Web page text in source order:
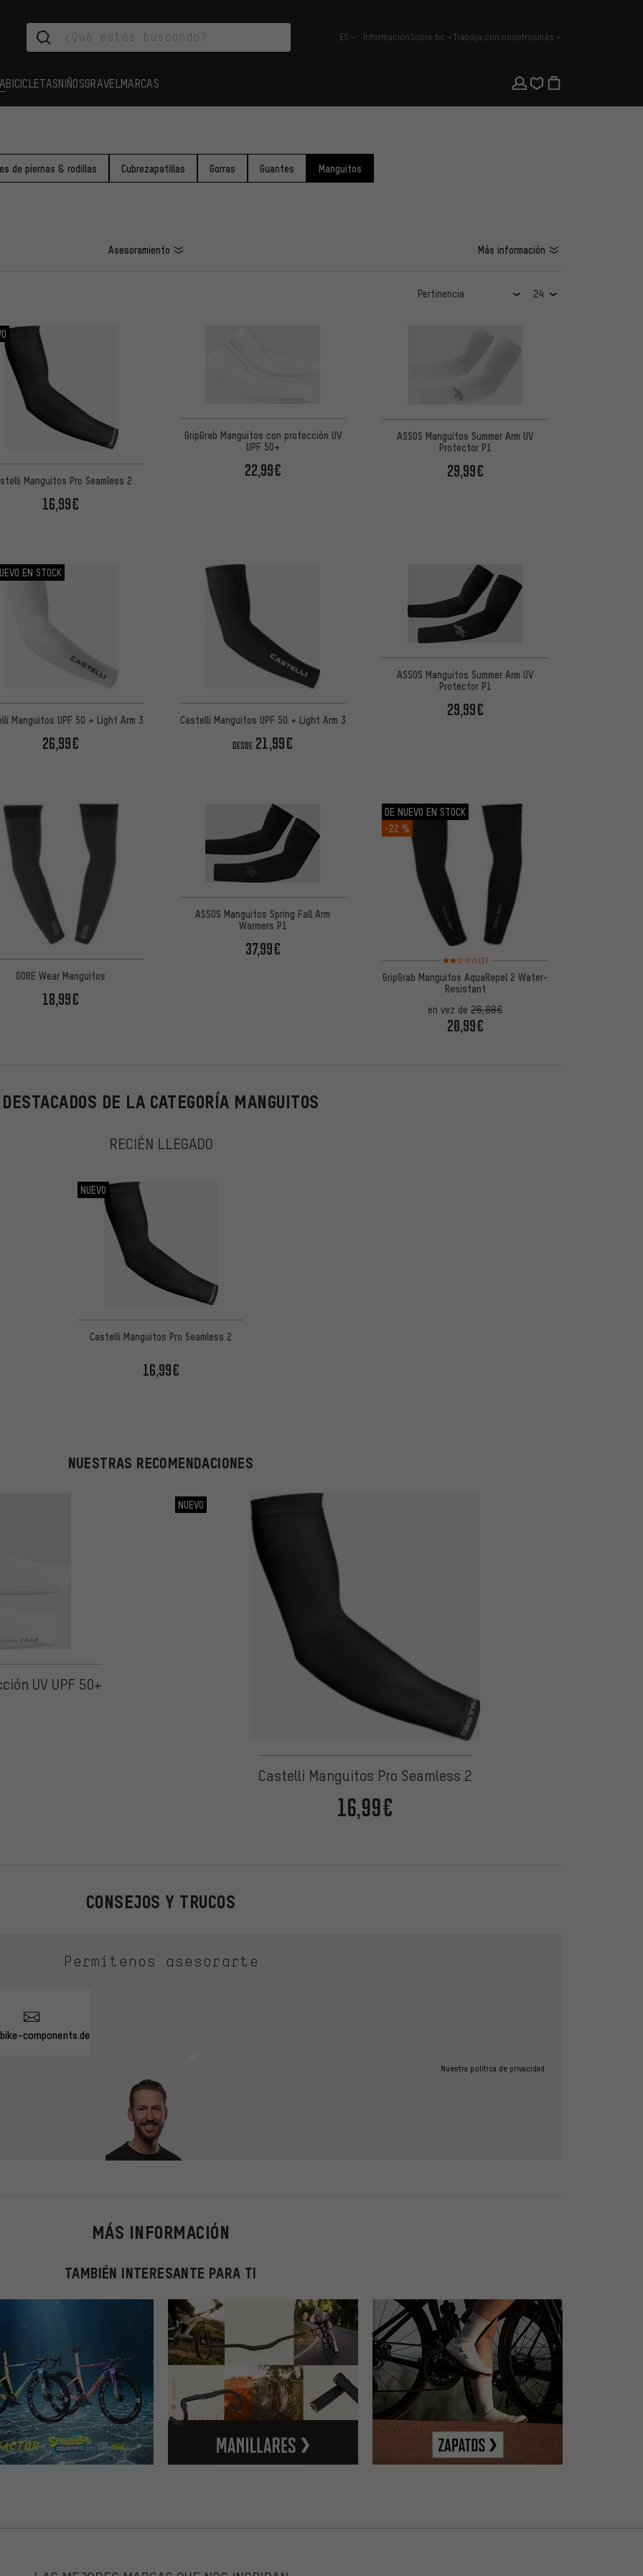
español
ES InformaciónSobre bc Trabaja con nosotrosmás
BICICLETASNIÑOSGRAVEL MARCAS
de piernas & rodillas Cubrezapatillas Gorras Guantes Manguitos
Asesoramiento Más información
Manguitos Pro Seamless 2
16,99€
GripGrab Manguitos con protección UV
UPF 50+
22,99€
ASSOS Manguitos Summer Arm UV
Protector P1
29,99€
EN STOCK
Manguitos UPF 50 + Light Arm 3
26,99€
Castelli Manguitos UPF 50 + Light Arm 3
DESDE 21,99€
ASSOS Manguitos Summer Arm UV
Protector P1
29,99€
GORE Wear Manguitos
18,99€
ASSOS Manguitos Spring Fall Arm
Warmers P1
37,99€
DE NUEVO EN STOCK
-22 %
Valoración media: 2 de 5 basada en 1 reseñas
(1)
GripGrab Manguitos AquaRepel 2 Water-
Resistant
en vez de26,88€
20,99€
DESTACADOS DE LA CATEGORÍA MANGUITOS
RECIÉN LLEGADO
NUEVO
Castelli Manguitos Pro Seamless 2
16,99€
NUESTRAS RECOMENDACIONES
UV UPF 50+
NUEVO
Castelli Manguitos Pro Seamless 2
16,99€
CONSEJOS Y TRUCOS
Permítenos asesorarte
components.de
Nuestra política de privacidad
MÁS INFORMACIÓN
TAMBIÉN INTERESANTE PARA TI